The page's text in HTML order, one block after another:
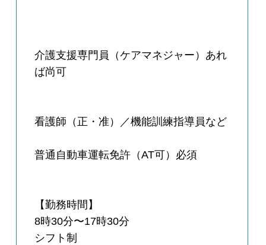
介護支援専門員（ケアマネジャー）あれ
ば尚可
看護師（正・准）／機能訓練指導員など
普通自動車運転免許（AT可）必須
【勤務時間】
8時30分〜17時30分
シフト制